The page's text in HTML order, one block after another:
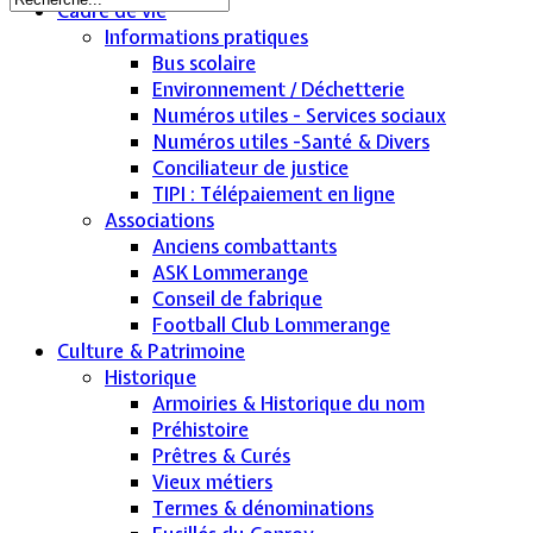
Cadre de vie
Informations pratiques
Bus scolaire
Environnement / Déchetterie
Numéros utiles - Services sociaux
Numéros utiles -Santé & Divers
Conciliateur de justice
TIPI : Télépaiement en ligne
Associations
Anciens combattants
ASK Lommerange
Conseil de fabrique
Football Club Lommerange
Culture & Patrimoine
Historique
Armoiries & Historique du nom
Préhistoire
Prêtres & Curés
Vieux métiers
Termes & dénominations